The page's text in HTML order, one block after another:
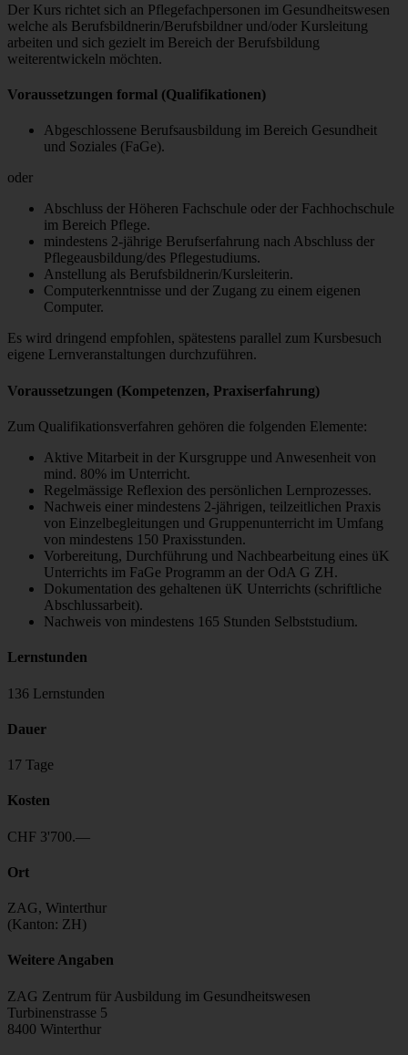
Der Kurs richtet sich an Pflegefachpersonen im Gesundheitswesen
welche als Berufsbildnerin/Berufsbildner und/oder Kursleitung
arbeiten und sich gezielt im Bereich der Berufsbildung
weiterentwickeln möchten.
Voraussetzungen formal (Qualifikationen)
Abgeschlossene Berufsausbildung im Bereich Gesundheit
und Soziales (FaGe).
oder
Abschluss der Höheren Fachschule oder der Fachhochschule
im Bereich Pflege.
mindestens 2-jährige Berufserfahrung nach Abschluss der
Pflegeausbildung/des Pflegestudiums.
Anstellung als Berufsbildnerin/Kursleiterin.
Computerkenntnisse und der Zugang zu einem eigenen
Computer.
Es wird dringend empfohlen, spätestens parallel zum Kursbesuch
eigene Lernveranstaltungen durchzuführen.
Voraussetzungen (Kompetenzen, Praxiserfahrung)
Zum Qualifikationsverfahren gehören die folgenden Elemente:
Aktive Mitarbeit in der Kursgruppe und Anwesenheit von
mind. 80% im Unterricht.
Regelmässige Reflexion des persönlichen Lernprozesses.
Nachweis einer mindestens 2-jährigen, teilzeitlichen Praxis
von Einzelbegleitungen und Gruppenunterricht im Umfang
von mindestens 150 Praxisstunden.
Vorbereitung, Durchführung und Nachbearbeitung eines üK
Unterrichts im FaGe Programm an der OdA G ZH.
Dokumentation des gehaltenen üK Unterrichts (schriftliche
Abschlussarbeit).
Nachweis von mindestens 165 Stunden Selbststudium.
Lernstunden
136 Lernstunden
Dauer
17 Tage
Kosten
CHF 3'700.—
Ort
ZAG, Winterthur
(Kanton: ZH)
Weitere Angaben
ZAG Zentrum für Ausbildung im Gesundheitswesen
Turbinenstrasse 5
8400 Winterthur